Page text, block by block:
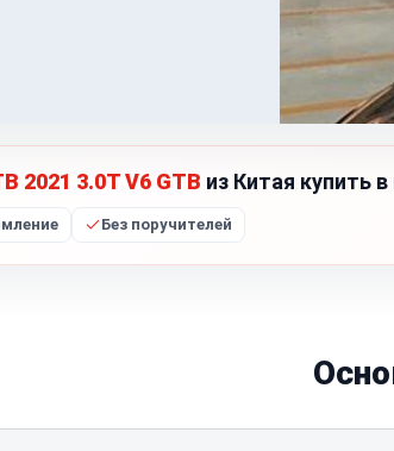
2021 3.0T V6 GTB из Китая купить
Без поручителей